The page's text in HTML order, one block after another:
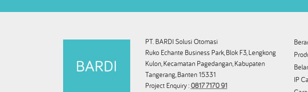
PT. BARDI Solusi Otomasi
Ruko Echante Business Park, Blok F3, Lengkong
Kulon, Kecamatan Pagedangan, Kabupaten
Tangerang, Banten 15331
Project Enquiry :0817 7170 91
IP